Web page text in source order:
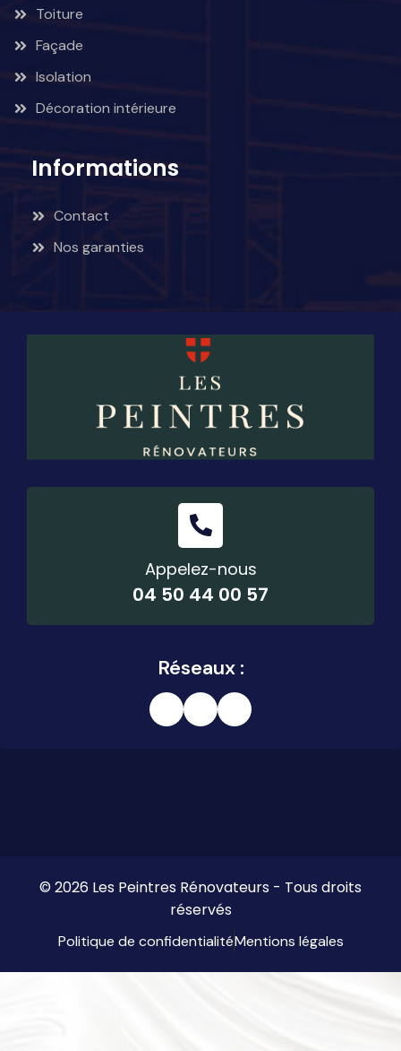
Toiture
Façade
Isolation
Décoration intérieure
Informations
Contact
Nos garanties
Appelez-nous
04 50 44 00 57
Réseaux :
© 2026 Les Peintres Rénovateurs - Tous droits
réservés
Politique de confidentialitéMentions légales